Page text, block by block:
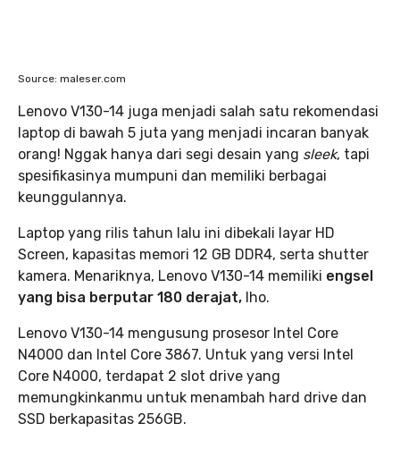
Source: maleser.com
Lenovo V130-14 juga menjadi salah satu rekomendasi
laptop di bawah 5 juta yang menjadi incaran banyak
orang! Nggak hanya dari segi desain yang sleek, tapi
spesifikasinya mumpuni dan memiliki berbagai
keunggulannya.
Laptop yang rilis tahun lalu ini dibekali layar HD
Screen, kapasitas memori 12 GB DDR4, serta shutter
kamera. Menariknya, Lenovo V130-14 memiliki engsel
yang bisa berputar 180 derajat, lho.
Lenovo V130-14 mengusung prosesor Intel Core
N4000 dan Intel Core 3867. Untuk yang versi Intel
Core N4000, terdapat 2 slot drive yang
memungkinkanmu untuk menambah hard drive dan
SSD berkapasitas 256GB.